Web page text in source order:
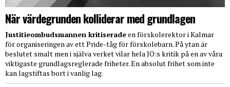
När värdegrunden kolliderar med grundlagen
Justitieombudsmannen kritiseradeen förskolerektor i Kalmar
för organiseringen av ett Pride-tåg för förskolebarn. På ytan är
beslutet smalt men i själva verket vilar hela JO:s kritik på en av våra
viktigaste grundlagsreglerade friheter. En absolut frihet som inte
kan lagstiftas bort i vanlig lag.